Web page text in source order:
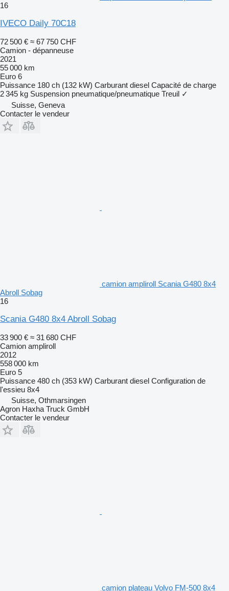
16
IVECO Daily 70C18
72 500 € ≈ 67 750 CHF
Camion - dépanneuse
2021
55 000 km
Euro 6
Puissance 180 ch (132 kW) Carburant diesel Capacité de charge
2 345 kg Suspension pneumatique/pneumatique Treuil ✓
Suisse, Geneva
Contacter le vendeur
camion ampliroll Scania G480 8x4
Abroll Sobag
16
Scania G480 8x4 Abroll Sobag
33 900 € ≈ 31 680 CHF
Camion ampliroll
2012
558 000 km
Euro 5
Puissance 480 ch (353 kW) Carburant diesel Configuration de
l'essieu 8x4
Suisse, Othmarsingen
Agron Haxha Truck GmbH
Contacter le vendeur
camion plateau Volvo FM-500 8x4